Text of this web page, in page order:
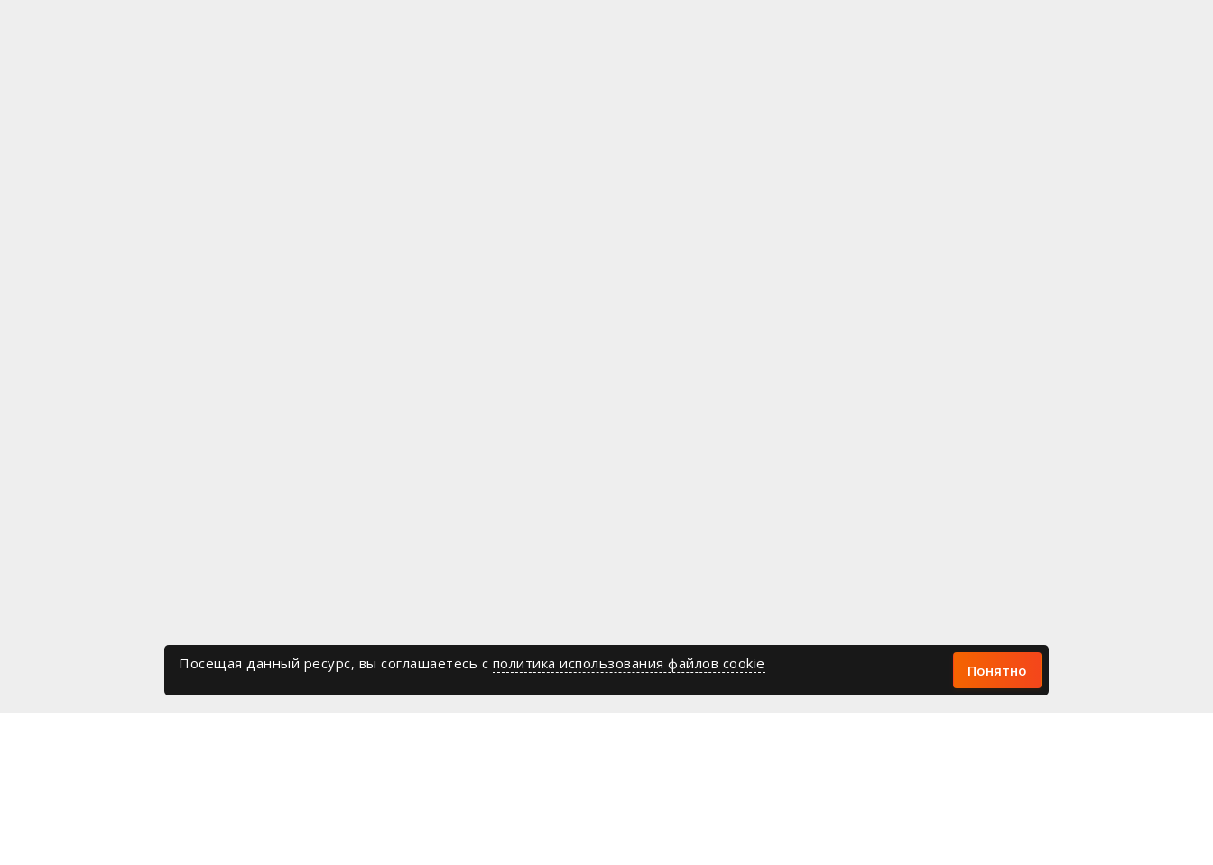
Посещая данный ресурс, вы соглашаетесь c политика использования файлов cookie Понятно